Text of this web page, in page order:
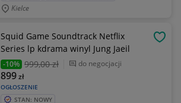
Kielce
Squid Game Soundtrack Netflix
Series lp kdrama winyl Jung Jaeil
-10% 999,00 zł do negocjacji
OGŁOSZENIE
899zł
STAN: NOWY